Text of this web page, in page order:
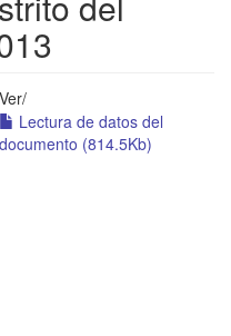
Ver/
Lectura de datos del
documento (814.5Kb)